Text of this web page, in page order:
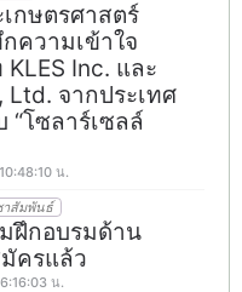
กษตรศาสตร์
ความเข้าใจ
Inc. และ
Ltd. จากประเทศ
โซลาร์เซลล์
น.
าสัมพันธ์
ฝึกอบรมด้าน
ครแล้ว
น.